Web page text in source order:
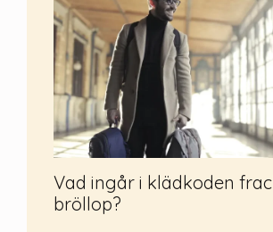
Vad ingår i klädkoden
bröllop?